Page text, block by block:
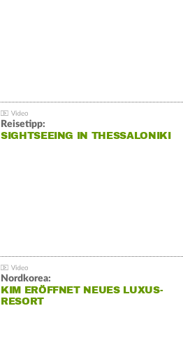
Reisetipp:
SIGHTSEEING IN THESSALONIKI
Nordkorea:
KIM ERÖFFNET NEUES LUXUS-
RESORT